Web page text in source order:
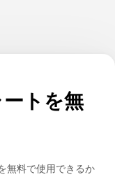
トを無
無料で使用できるか